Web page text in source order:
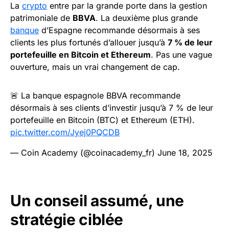
La crypto entre par la grande porte dans la gestion
patrimoniale de BBVA. La deuxième plus grande
banque d’Espagne recommande désormais à ses
clients les plus fortunés d’allouer jusqu’à 7 % de leur
portefeuille en Bitcoin et Ethereum. Pas une vague
ouverture, mais un vrai changement de cap.
🚨 La banque espagnole BBVA recommande
désormais à ses clients d’investir jusqu’à 7 % de leur
portefeuille en Bitcoin (BTC) et Ethereum (ETH).
pic.twitter.com/Jyej0PQCDB
— Coin Academy (@coinacademy_fr) June 18, 2025
Un conseil assumé, une
stratégie ciblée